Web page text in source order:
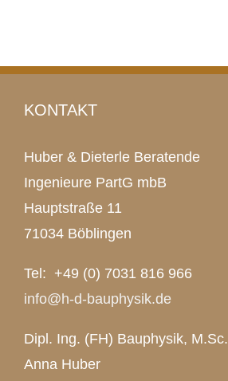
KONTAKT
Huber & Dieterle Beratende
Ingenieure PartG mbB
Hauptstraße 11
71034 Böblingen
Tel: +49 (0) 7031 816 966
info@h-d-bauphysik.de
Dipl. Ing. (FH) Bauphysik, M.Sc.
Anna Huber